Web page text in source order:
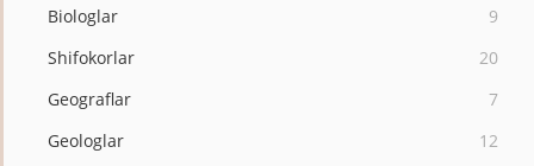
Biologlar
9
Shifokorlar
20
Geograflar
7
Geologlar
12